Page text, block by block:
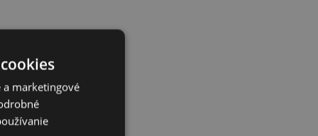
marketingové